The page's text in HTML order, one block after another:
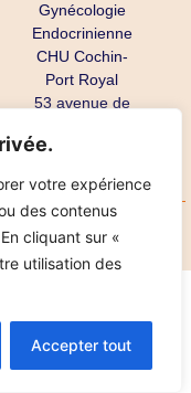
votre expérience
des contenus
cliquant sur «
utilisation des
Accepter tout
Gynécologie
Endocrinienne
CHU Cochin-
Port Royal
53 avenue de
75679 Paris